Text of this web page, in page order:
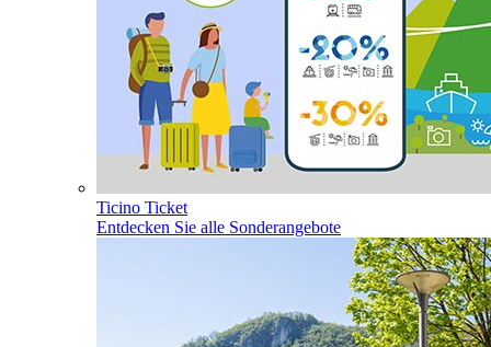
Ticino Ticket
Entdecken Sie alle Sonderangebote